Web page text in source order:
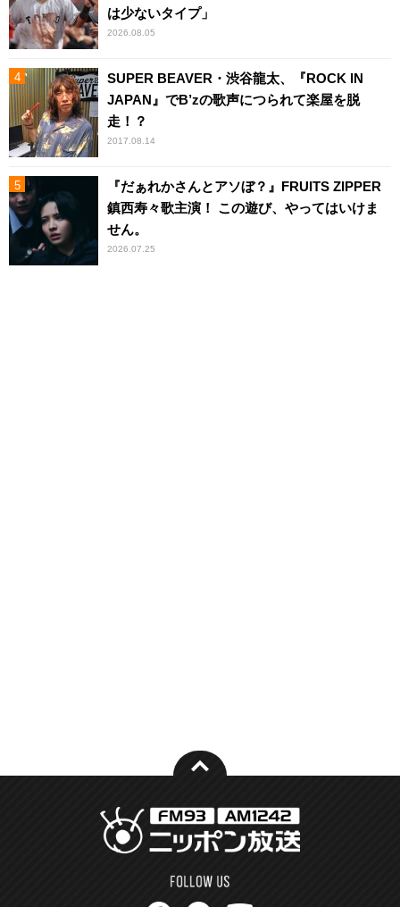
は少ないタイプ」
2026.08.05
SUPER BEAVER・渋谷龍太、『ROCK IN
JAPAN』でB’zの歌声につられて楽屋を脱
走！？
2017.08.14
『だぁれかさんとアソぼ？』FRUITS ZIPPER
鎮西寿々歌主演！ この遊び、やってはいけま
せん。
2026.07.25